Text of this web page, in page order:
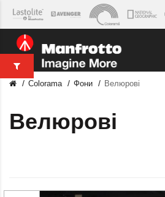
Colorama Фони Велюрові
Велюрові